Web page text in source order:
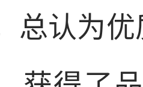
总认为